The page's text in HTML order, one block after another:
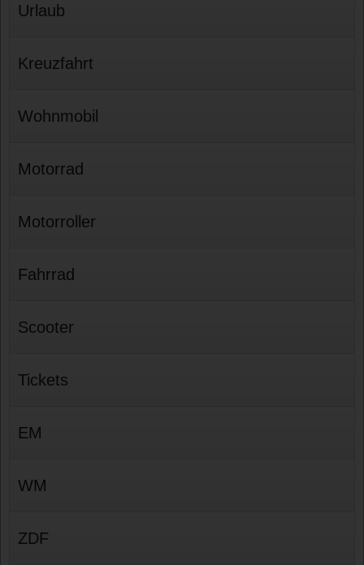
Urlaub
Kreuzfahrt
Wohnmobil
Motorrad
Motorroller
Fahrrad
Scooter
Tickets
EM
WM
ZDF